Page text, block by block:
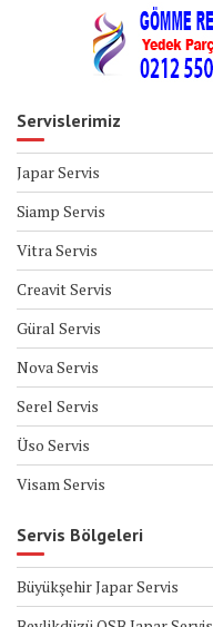
Servislerimiz
Japar Servis
Siamp Servis
Vitra Servis
Creavit Servis
Güral Servis
Nova Servis
Serel Servis
Üso Servis
Visam Servis
Servis Bölgeleri
Büyükşehir Japar Servis